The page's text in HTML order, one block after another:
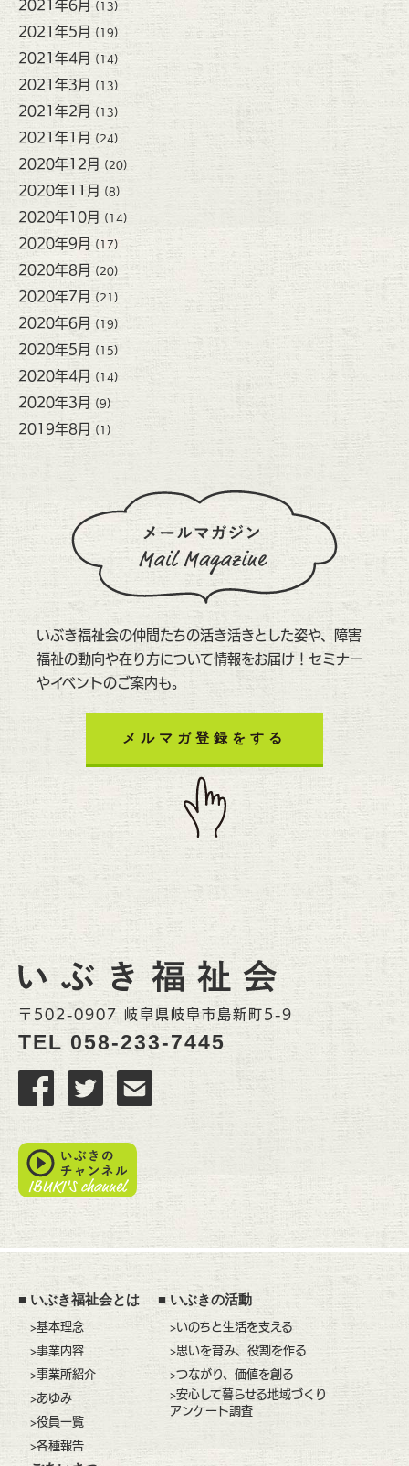
2021年6月 (13)
2021年5月 (19)
2021年4月 (14)
2021年3月 (13)
2021年2月 (13)
2021年1月 (24)
2020年12月 (20)
2020年11月 (8)
2020年10月 (14)
2020年9月 (17)
2020年8月 (20)
2020年7月 (21)
2020年6月 (19)
2020年5月 (15)
2020年4月 (14)
2020年3月 (9)
2019年8月 (1)
いぶき福祉会の仲間たちの活き活きとした姿や、障害
福祉の動向や在り方について情報をお届け！セミナー
やイベントのご案内も。
メルマガ登録をする
〒502-0907 岐阜県岐阜市島新町5-9
TEL 058-233-7445
■ いぶき福祉会とは
>基本理念
>事業内容
>事業所紹介
>あゆみ
>役員一覧
>各種報告
■いぶきの活動
>いのちと生活を支える
>思いを育み、役割を作る
>つながり、価値を創る
>安心して暮らせる地域づくり
アンケート調査